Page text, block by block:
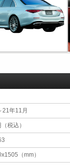
21年11月
税込）
（mm）